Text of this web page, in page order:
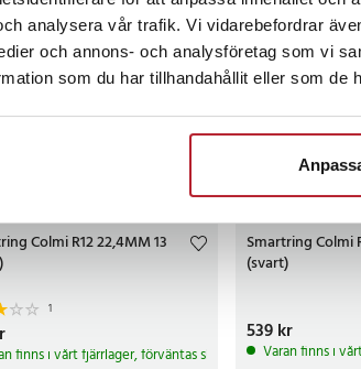
analysera vår trafik. Vi vidarebefordrar
och annons- och analysföretag som vi
som du har tillhandahållit eller som de
Colmi R12 22,4MM 13
1
kr
finns i vårt fjärrlager, förväntas skickas inom 5-7
Smartring Colmi
(svart)
Pris:539 kr
539 kr
Varan finns i